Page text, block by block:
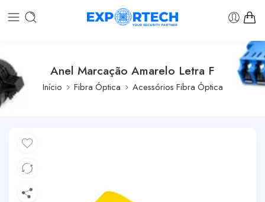
Anel Marcação Amarelo Letra F
Início Fibra Óptica Acessórios Fibra Óptica